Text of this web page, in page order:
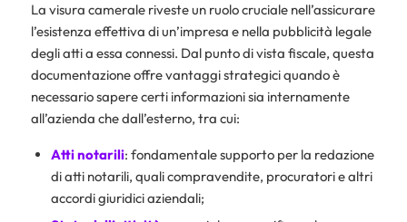
La visura camerale riveste un ruolo cruciale nell’assicurare
l’esistenza effettiva di un’impresa e nella pubblicità legale
degli atti a essa connessi. Dal punto di vista fiscale, questa
documentazione offre vantaggi strategici quando è
necessario sapere certi informazioni sia internamente
all’azienda che dall’esterno, tra cui:
Atti notarili: fondamentale supporto per la redazione
di atti notarili, quali compravendite, procuratori e altri
accordi giuridici aziendali;